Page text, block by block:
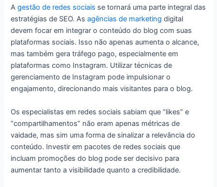
Agestão de redes sociais se tornará uma parte integral das
estratégias de SEO. Asagências de marketing digital
devem focar em integrar o conteúdo do blog com suas
plataformas sociais. Isso não apenas aumenta o alcance,
mas também gera tráfego pago, especialmente em
plataformas como Instagram. Utilizar técnicas de
gerenciamento de Instagram pode impulsionar o
engajamento, direcionando mais visitantes para o blog.
Os especialistas em redes sociais sabiam que “likes” e
“compartilhamentos” não eram apenas métricas de
vaidade, mas sim uma forma de sinalizar a relevância do
conteúdo. Investir em pacotes de redes sociais que
incluam promoções do blog pode ser decisivo para
aumentar tanto a visibilidade quanto a credibilidade.